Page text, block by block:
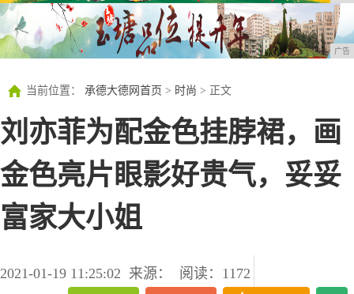
广告
当前位置： 承德大德网首页 > 时尚 > 正文
刘亦菲为配金色挂脖裙，画
金色亮片眼影好贵气，妥妥
富家大小姐
2021-01-19 11:25:02 来源： 阅读：1172